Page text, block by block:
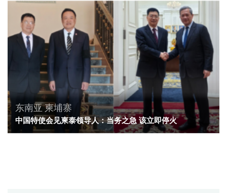
东南亚柬埔寨
中国特使会见柬泰领导人：当务之急 该立即停火